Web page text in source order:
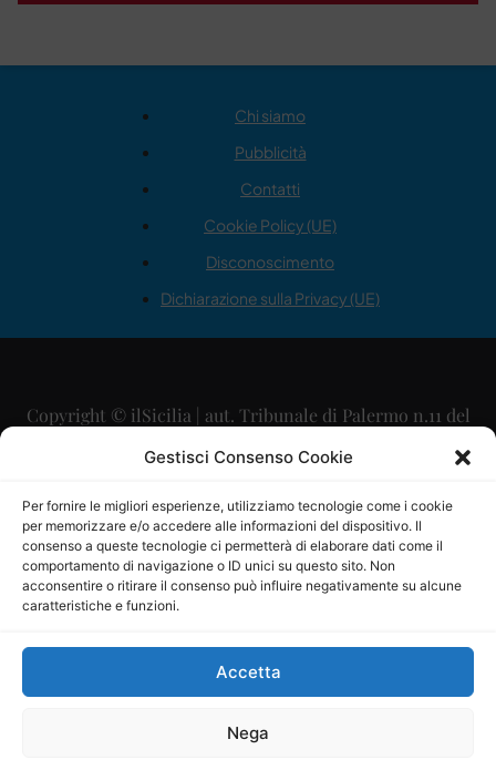
Gestisci Consenso Cookie
Per fornire le migliori esperienze, utilizziamo tecnologie come i cookie
per memorizzare e/o accedere alle informazioni del dispositivo. Il
consenso a queste tecnologie ci permetterà di elaborare dati come il
comportamento di navigazione o ID unici su questo sito. Non
acconsentire o ritirare il consenso può influire negativamente su alcune
caratteristiche e funzioni.
Accetta
Nega
Chi siamo
Pubblicità
Contatti
Cookie Policy (UE)
Disconoscimento
Dichiarazione sulla Privacy (UE)
Copyright © ilSicilia | aut. Tribunale di Palermo n.11 del
29/09/2015
Direttore Editoriale: Maurizio Scaglione
Direttore Responsabile: Maria Calabrese
P.IVA: 06334930820
Mercurio Comunicazione Società Cooperativa a r.l. è
iscritta al Registro degli Operatori di Comunicazione al